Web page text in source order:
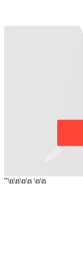
"\n\n\n\n \n\n